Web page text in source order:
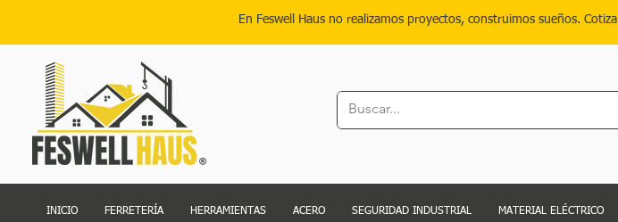
En Feswell Haus no realizamos proyectos, construimos sueños. Cotiza
INICIO FERRETERÍA HERRAMIENTAS ACERO SEGURIDAD INDUSTRIAL MATERIAL ELÉCTRICO